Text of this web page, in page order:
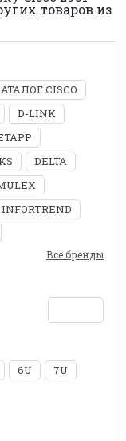
товаров из
CISCO
D-LINK
DELTA
INFORTREND
Все бренды
6U
7U